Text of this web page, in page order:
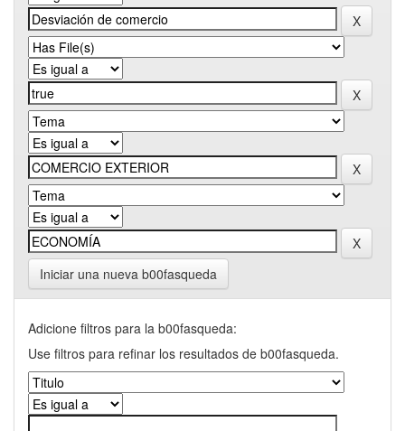
Iniciar una nueva b00fasqueda
Adicione filtros para la b00fasqueda:
Use filtros para refinar los resultados de b00fasqueda.